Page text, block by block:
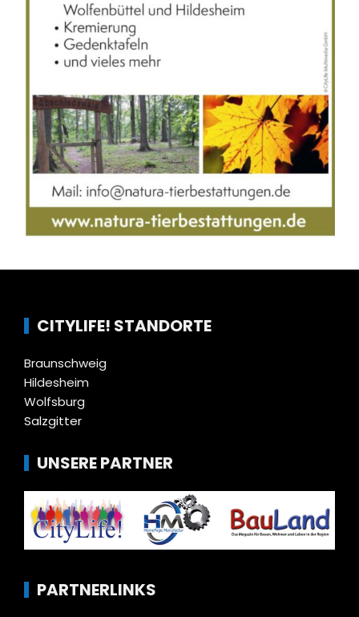
CITYLIFE! STANDORTE
Braunschweig
Hildesheim
Wolfsburg
Salzgitter
UNSERE PARTNER
PARTNERLINKS